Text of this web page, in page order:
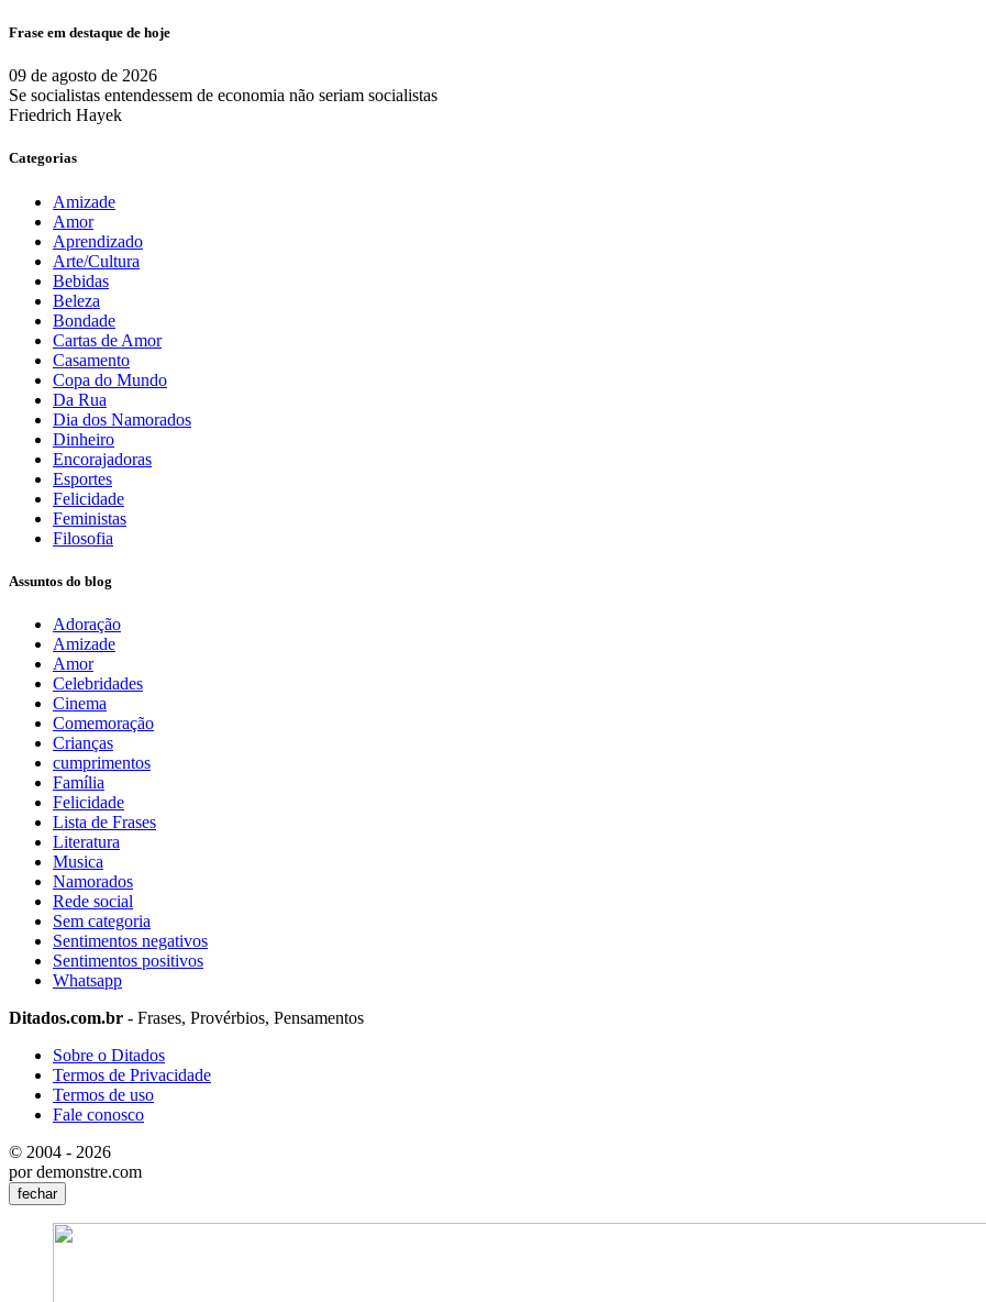
Frase em destaque de hoje
09 de agosto de 2026
Se socialistas entendessem de economia não seriam socialistas
Friedrich Hayek
Categorias
Amizade
Amor
Aprendizado
Arte/Cultura
Bebidas
Beleza
Bondade
Cartas de Amor
Casamento
Copa do Mundo
Da Rua
Dia dos Namorados
Dinheiro
Encorajadoras
Esportes
Felicidade
Feministas
Filosofia
Assuntos do blog
Adoração
Amizade
Amor
Celebridades
Cinema
Comemoração
Crianças
cumprimentos
Família
Felicidade
Lista de Frases
Literatura
Musica
Namorados
Rede social
Sem categoria
Sentimentos negativos
Sentimentos positivos
Whatsapp
Ditados.com.br - Frases, Provérbios, Pensamentos
Sobre o Ditados
Termos de Privacidade
Termos de uso
Fale conosco
© 2004 - 2026
por demonstre.com
fechar